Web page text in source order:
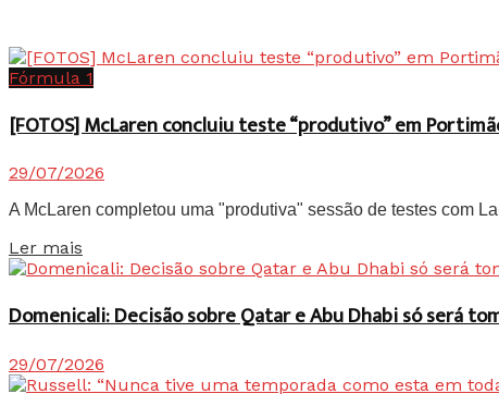
Fórmula 1
[FOTOS] McLaren concluiu teste “produtivo” em
29/07/2026
A McLaren completou uma "produtiva" sessão de testes com
Ler mais
Domenicali: Decisão sobre Qatar e Abu Dhabi só será
29/07/2026